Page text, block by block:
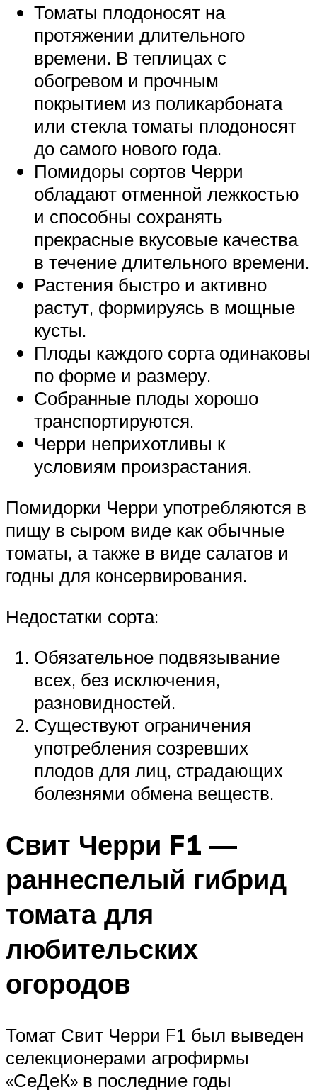
Томаты плодоносят на
протяжении длительного
времени. В теплицах с
обогревом и прочным
покрытием из поликарбоната
или стекла томаты плодоносят
до самого нового года.
Помидоры сортов Черри
обладают отменной лежкостью
и способны сохранять
прекрасные вкусовые качества
в течение длительного времени.
Растения быстро и активно
растут, формируясь в мощные
кусты.
Плоды каждого сорта одинаковы
по форме и размеру.
Собранные плоды хорошо
транспортируются.
Черри неприхотливы к
условиям произрастания.
Помидорки Черри употребляются в
пищу в сыром виде как обычные
томаты, а также в виде салатов и
годны для консервирования.
Недостатки сорта:
Обязательное подвязывание
всех, без исключения,
разновидностей.
Существуют ограничения
употребления созревших
плодов для лиц, страдающих
болезнями обмена веществ.
Свит Черри F1 —
раннеспелый гибрид
томата для
любительских
огородов
Томат Свит Черри F1 был выведен
селекционерами агрофирмы
«СеДеК» в последние годы